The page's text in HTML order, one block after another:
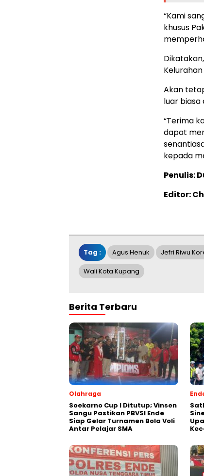
“Kami
khusus
Akan
luar
“Terima
dapat
kepada
Penulis:
Editor:
Tag : Agus Henuk Jefri Riwu
Wali Kota Kupang
Berita Terbaru
Olahraga
Soekarno Cup I Ditutup; Vinsen
Sangu Pastikan PBVSI Ende
Siap Gelar Turnamen Bola Voli
Antar Pelajar SMA